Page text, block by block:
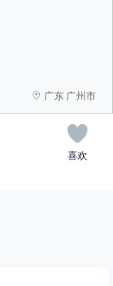
广东 广州市
喜欢